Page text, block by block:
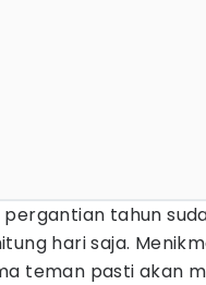
pergantian tahun
hari saja.
teman pasti akan